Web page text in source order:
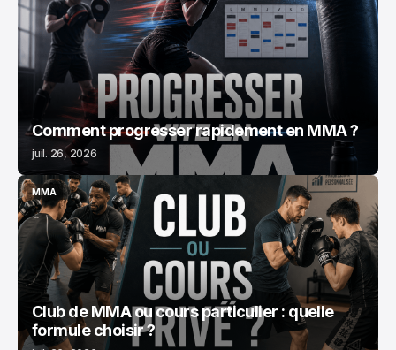
MMA
Comment progresser rapidement en MMA ?
juil. 26, 2026
MMA
MMA
Club de MMA ou cours particulier : quelle
formule choisir ?